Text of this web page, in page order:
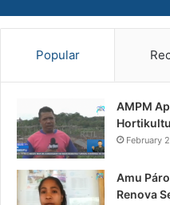
Popular
AMPM
February
Amu
Renova